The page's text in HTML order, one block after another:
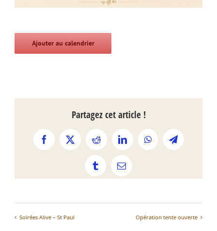
Ajouter au calendrier
Partagez cet article !
Facebook
X Reddit LinkedInWhatsAppTelegram
TumblrEmail
Soirées Alive – St Paul Opération tente ouverte